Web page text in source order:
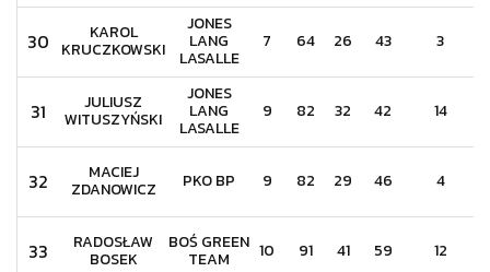
30 KAROL
KRUCZKOWSKI
JONES
LANG
LASALLE
7 64 26 43 3
31 JULIUSZ
WITUSZYŃSKI
JONES
LANG
LASALLE
9 82 32 42 14
32 MACIEJ
ZDANOWICZ PKO BP 9 82 29 46 4
33 RADOSŁAW
BOSEK
BOŚ GREEN
TEAM 10 91 41 59 12